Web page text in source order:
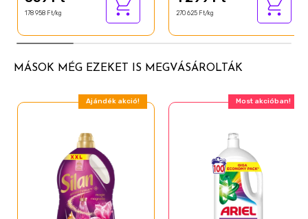
178 958 Ft/kg 270 625 Ft/kg
MÁSOK MÉG EZEKET IS MEGVÁSÁROLTÁK
Ajándék akció! Most akcióban!